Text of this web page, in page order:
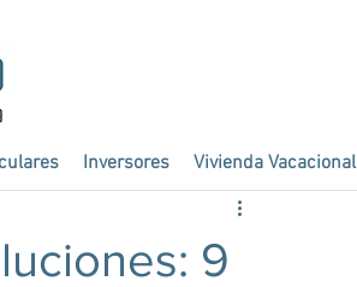
9
Inversores Vivienda Vacacional